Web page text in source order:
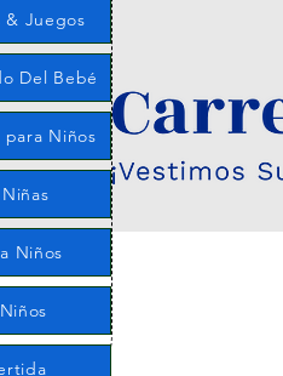
& Juegos
Del Bebé
para Niños
Niños